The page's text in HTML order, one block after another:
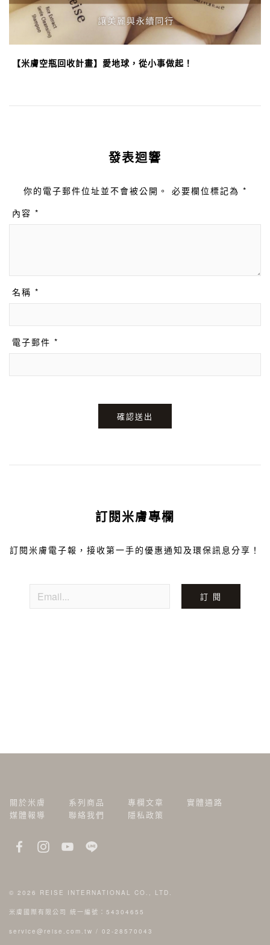
【米膚空瓶回收計畫】愛地球，從小事做起！
發表迴響
你的電子郵件位址並不會被公開。 必要欄位標記為 *
內容 *
名稱 *
電子郵件 *
確認送出
訂閱米膚專欄
訂閱米膚電子報，接收第一手的優惠通知及環保訊息分享！
訂 閱
關於米膚 系列商品 專欄文章
實體通路
媒體報導
聯絡我們 隱私政策
© 2026 REISE INTERNATIONAL CO., LTD.
米膚國際有限公司 統一編號：54304655
service@reise.com.tw / 02-28570043